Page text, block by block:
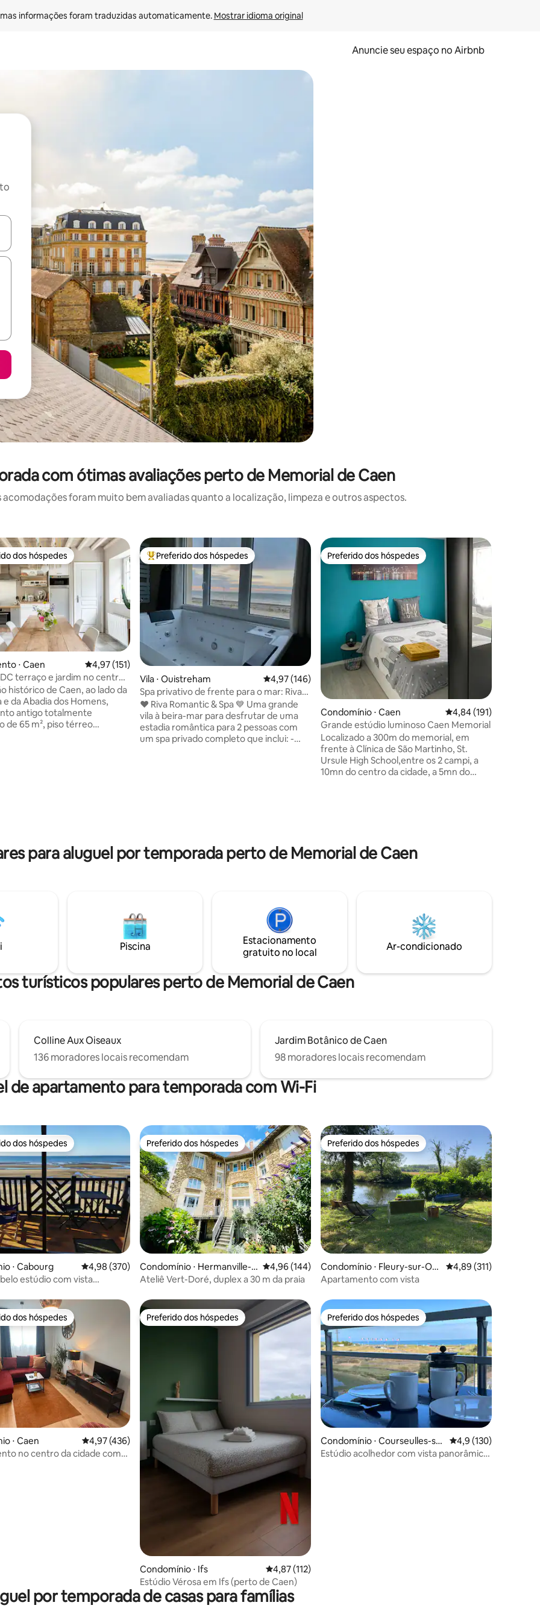
informações foram traduzidas automaticamente. Mostrar idioma original
Anuncie seu espaço no Airbnb
os usando as seta para cima e para baixo do teclado ou tocando e deslizando o dedo na tela.
com ótimas avaliações perto de Memorial de Caen
acomodações foram muito bem avaliadas quanto a localização, limpeza e outros aspectos.
de 5, 113 avaliações
preferidos dos hóspedes
dos hóspedes
⋅ Caen 4,97 de uma avaliação média de 5, 151 avaliações
4,97 (151)
terraço e jardim no centro
histórico de Caen, ao lado da
da Abadia dos Homens,
antigo totalmente
de 65 m², piso térreo
Entre os melhores preferidos dos hóspedes
Preferido dos hóspedes
Vila ⋅ Ouistreham 4,97 de uma avaliação média de 5, 146 avaliações
4,97 (146)
Spa privativo de frente para o mar: Riva
Romantic & SPA
❤️ Riva Romantic & Spa 💙 Uma grande
vila à beira-mar para desfrutar de uma
estadia romântica para 2 pessoas com
um spa privado completo que inclui: -
infusões, café. Não acessível a PMR.
Preferido dos hóspedes
Preferido dos hóspedes
Condomínio ⋅ Caen 4,84 de uma avaliação
4,84 (191)
Grande estúdio luminoso Caen Memorial
Localizado a 300m do memorial, em
frente à Clínica de São Martinho, St.
Ursule High School,entre os 2 campi, a
10mn do centro da cidade, a 5mn do
utensílios de cozinha) casa de banho com
banheira e WC.No lado da noite:uma
para aluguel por temporada perto de Memorial de Caen
Piscina
Estacionamento
gratuito no local
Ar-condicionado
turísticos populares perto de Memorial de Caen
Colline Aux Oiseaux
136 moradores locais recomendam
Jardim Botânico de Caen
98 moradores locais recomendam
de apartamento para temporada com Wi-Fi
de 5, 114 avaliações
preferidos dos hóspedes
dos hóspedes
⋅ Cabourg 4,98 de uma avaliação média de 5, 370 avaliações
4,98 (370)
estúdio com vista
Preferido dos hóspedes
Preferido dos hóspedes
Condomínio ⋅ Hermanville-s
ur-Mer
4,96 de uma avaliação média de 5, 144 avaliações
4,96 (144)
Ateliê Vert-Doré, duplex a 30 m da praia
Preferido dos hóspedes
Preferido dos hóspedes
Condomínio ⋅ Fleury-sur-Orn
e
4,89 de uma avaliação
4,89 (311)
Apartamento com vista
de 5, 157 avaliações
preferidos dos hóspedes
dos hóspedes
⋅ Caen 4,97 de uma avaliação média de 5, 436 avaliações
4,97 (436)
no centro da cidade com
Preferido dos hóspedes
Preferido dos hóspedes
Condomínio ⋅ Ifs 4,87 de uma avaliação média de 5, 112 avaliações
4,87 (112)
Estúdio Vérosa em Ifs (perto de Caen)
Preferido dos hóspedes
Preferido dos hóspedes
Condomínio ⋅ Courseulles-sur
-Mer
4,9 de uma avaliação
4,9 (130)
Estúdio acolhedor com vista panorâmica
por temporada de casas para famílias